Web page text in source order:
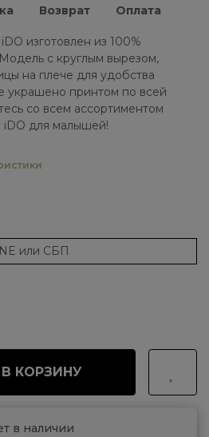
Возврат Оплата
изготовлен из 100%
с круглым вырезом,
на плече для удобства
украшено принтом по всей
со всем ассортиментом
iDO для малышей!
или СБП
КОРЗИНУ
в наличии